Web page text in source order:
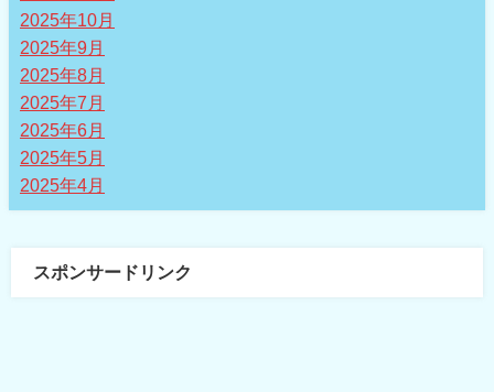
2025年10月
2025年9月
2025年8月
2025年7月
2025年6月
2025年5月
2025年4月
スポンサードリンク